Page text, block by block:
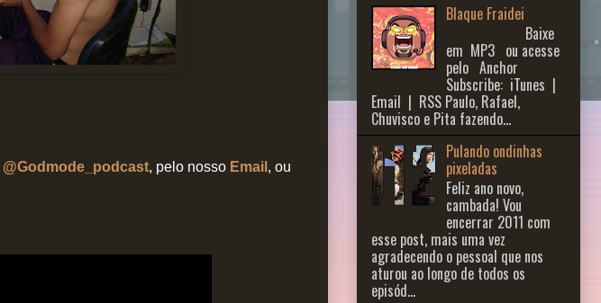
@Godmode_podcast, pelo nosso Email , ou
Blaque Fraidei
Baixe
em MP3 ou acesse
pelo Anchor
Subscribe: iTunes |
Email | RSS Paulo, Rafael,
Chuvisco e Pita fazendo...
Pulando ondinhas
pixeladas
Feliz ano novo,
cambada! Vou
encerrar 2011 com
esse post, mais uma vez
agradecendo o pessoal que nos
aturou ao longo de todos os
episód...